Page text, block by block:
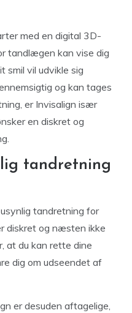
med en digital 3D-
tandlægen kan vise dig
smil vil udvikle sig
og kan tages
er Invisalign især
en diskret og
tandretning
tandretning for
diskret og næsten ikke
at du kan rette dine
dig om udseendet af
er desuden aftagelige,